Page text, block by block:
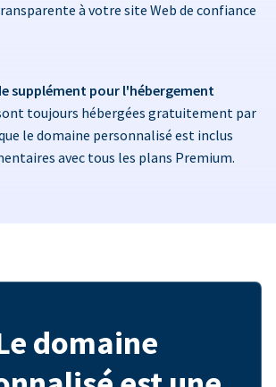
à votre site Web de confiance
supplément pour l'hébergement
toujours hébergées gratuitement par
le domaine personnalisé est inclus
avec tous les plans Premium.
domaine